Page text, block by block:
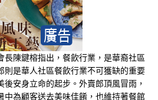
長陳鍵榕指出，餐飲行業，是華裔社區
則是華人社區餐飲行業不可獲缺的重要
安身立命的起步。外賣郎頂風冒雨，
中為顧客送去美味佳餚，也維持著餐館